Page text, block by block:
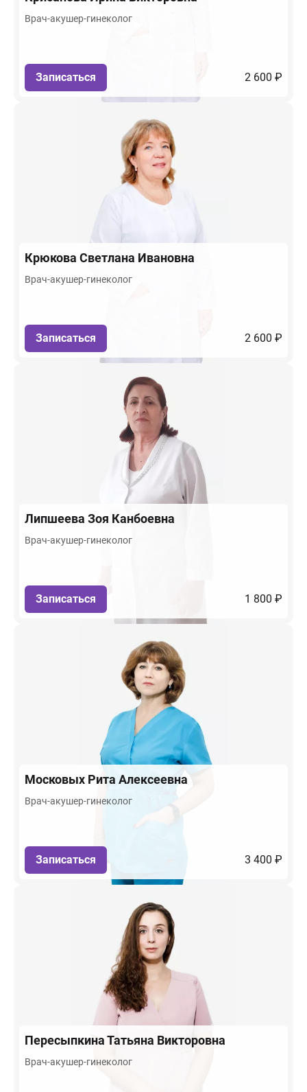
Врач-акушер-гинеколог
Записаться 2 600 ₽
Крюкова Светлана Ивановна
Врач-акушер-гинеколог
Записаться 2 600 ₽
Липшеева Зоя Канбоевна
Врач-акушер-гинеколог
Записаться 1 800 ₽
Московых Рита Алексеевна
Врач-акушер-гинеколог
Записаться 3 400 ₽
ПересыпкинаТатьяна Викторовна
Врач-акушер-гинеколог